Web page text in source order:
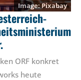
Pixabay
ORF konkret
heute